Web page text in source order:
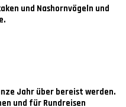
und Nashornvögeln und
Jahr über bereist werden.
und für Rundreisen